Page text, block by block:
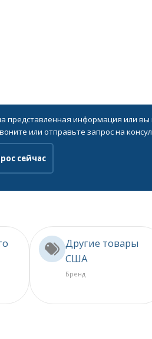
представленная информация или
или отправьте запрос на
сейчас
Другие товары
США
Бренд